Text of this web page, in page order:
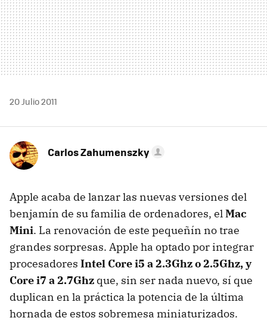
20 Julio 2011
Carlos Zahumenszky
Apple acaba de lanzar las nuevas versiones del
benjamín de su familia de ordenadores, el Mac
Mini. La renovación de este pequeñín no trae
grandes sorpresas. Apple ha optado por integrar
procesadores Intel Core i5 a 2.3Ghz o 2.5Ghz, y
Core i7 a 2.7Ghz que, sin ser nada nuevo, sí que
duplican en la práctica la potencia de la última
hornada de estos sobremesa miniaturizados.